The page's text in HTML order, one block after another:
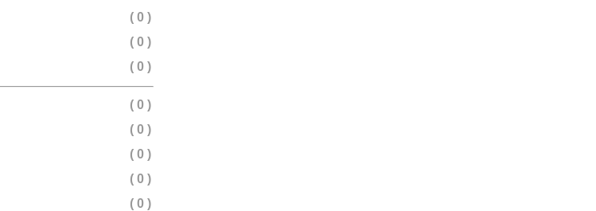
( 0 )
( 0 )
( 0 )
( 0 )
( 0 )
( 0 )
( 0 )
( 0 )